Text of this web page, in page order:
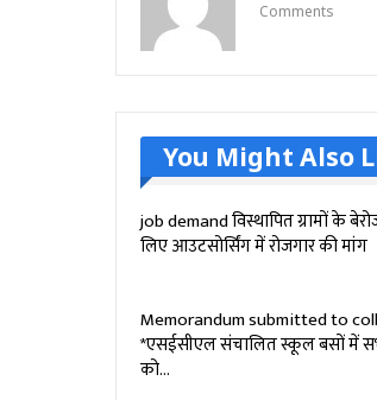
Comments
You Might Also
job demand विस्थापित ग्रामों के
लिए आउटसोर्सिंग में रोजगार की मांग
Memorandum submitted to
*एसईसीएल संचालित स्कूल बसों में
को…